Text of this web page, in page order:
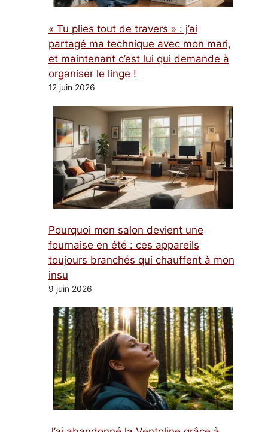
« Tu plies tout de travers » : j’ai
partagé ma technique avec mon mari,
et maintenant c’est lui qui demande à
organiser le linge !
12 juin 2026
Pourquoi mon salon devient une
fournaise en été : ces appareils
toujours branchés qui chauffent à mon
insu
9 juin 2026